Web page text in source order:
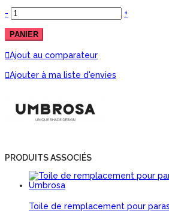
-
+
PANIER
Ajout au comparateur
Ajouter à ma liste d'envies
PRODUITS ASSOCIÉS
Toile de remplacement pour